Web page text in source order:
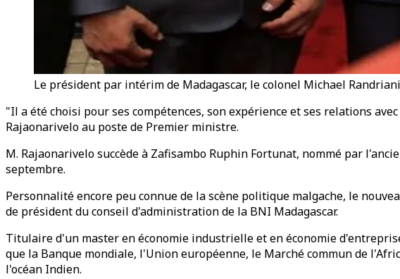
Le président par intérim de Madagascar, le colonel Michael
"Il a été choisi pour ses compétences, son expérience et ses relations
Rajaonarivelo au poste de Premier ministre.
M. Rajaonarivelo succède à Zafisambo Ruphin Fortunat, nommé par
septembre.
Personnalité encore peu connue de la scène politique malgache, le
de président du conseil d'administration de la BNI Madagascar.
Titulaire d'un master en économie industrielle et en économie
que la Banque mondiale, l'Union européenne, le Marché commun de
l'océan Indien.